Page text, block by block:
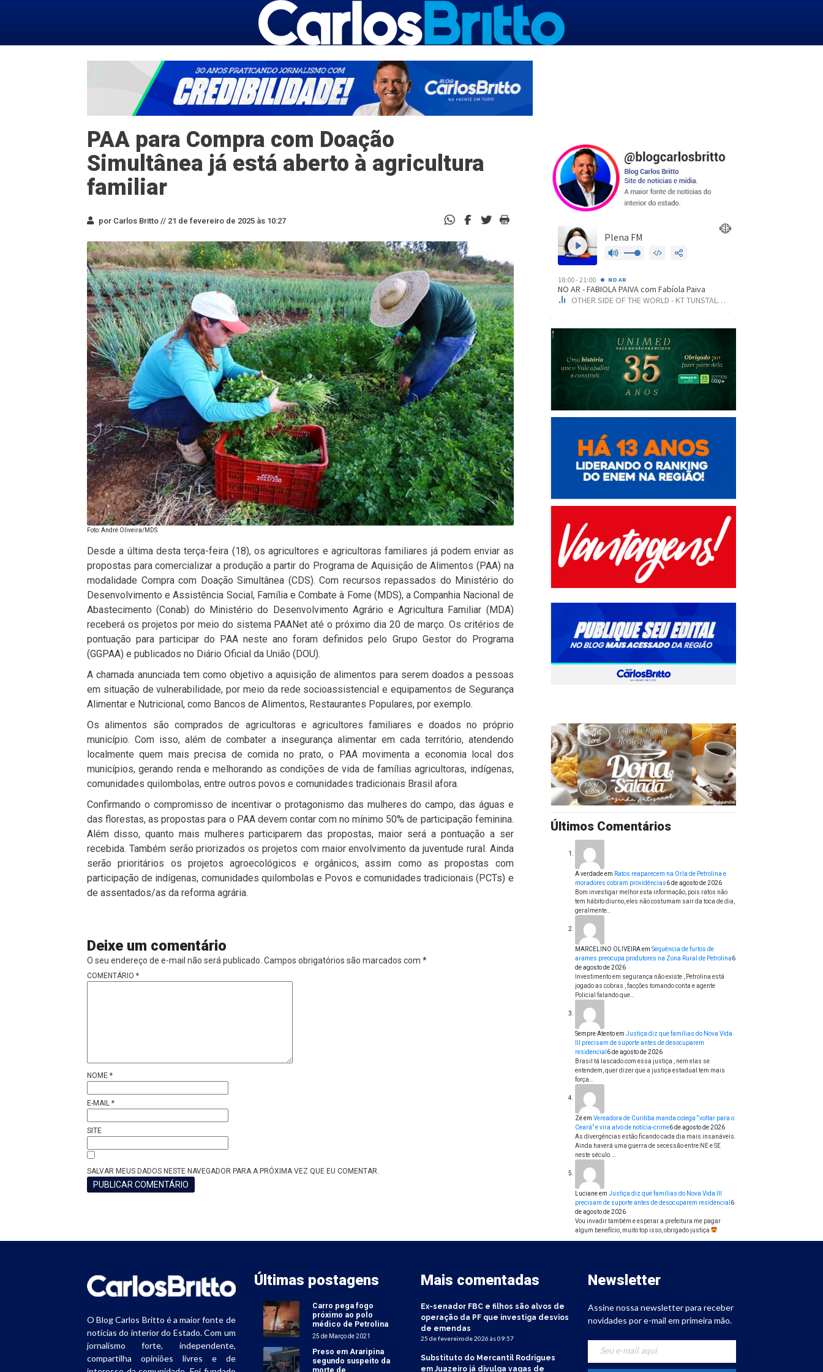
PAA para Compra com Doação
Simultânea já está aberto à agricultura
familiar
por Carlos Britto // 21 de fevereiro de 2025 às 10:27
Foto: André Oliveira/MDS
Desde a última desta terça-feira (18), os agricultores e agricultoras familiares já podem enviar as
propostas para comercializar a produção a partir do Programa de Aquisição de Alimentos (PAA) na
modalidade Compra com Doação Simultânea (CDS). Com recursos repassados do Ministério do
Desenvolvimento e Assistência Social, Família e Combate à Fome (MDS), a Companhia Nacional de
Abastecimento (Conab) do Ministério do Desenvolvimento Agrário e Agricultura Familiar (MDA)
receberá os projetos por meio do sistema PAANet até o próximo dia 20 de março. Os critérios de
pontuação para participar do PAA neste ano foram definidos pelo Grupo Gestor do Programa
(GGPAA) e publicados no Diário Oficial da União (DOU).
A chamada anunciada tem como objetivo a aquisição de alimentos para serem doados a pessoas
em situação de vulnerabilidade, por meio da rede socioassistencial e equipamentos de Segurança
Alimentar e Nutricional, como Bancos de Alimentos, Restaurantes Populares, por exemplo.
Os alimentos são comprados de agricultoras e agricultores familiares e doados no próprio
município. Com isso, além de combater a insegurança alimentar em cada território, atendendo
localmente quem mais precisa de comida no prato, o PAA movimenta a economia local dos
municípios, gerando renda e melhorando as condições de vida de famílias agricultoras, indígenas,
comunidades quilombolas, entre outros povos e comunidades tradicionais Brasil afora.
Confirmando o compromisso de incentivar o protagonismo das mulheres do campo, das águas e
das florestas, as propostas para o PAA devem contar com no mínimo 50% de participação feminina.
Além disso, quanto mais mulheres participarem das propostas, maior será a pontuação a ser
recebida. Também serão priorizados os projetos com maior envolvimento da juventude rural. Ainda
serão prioritários os projetos agroecológicos e orgânicos, assim como as propostas com
participação de indígenas, comunidades quilombolas e Povos e comunidades tradicionais (PCTs) e
de assentados/as da reforma agrária.
Deixe um comentário
O seu endereço de e-mail não será publicado. Campos obrigatórios são marcados com *
COMENTÁRIO *
NOME *
E-MAIL *
SITE
SALVAR MEUS DADOS NESTE NAVEGADOR PARA A PRÓXIMA VEZ QUE EU COMENTAR.
Últimos Comentários
A verdadeem Ratos reaparecem na Orla de Petrolina e
moradores cobram providências6 de agosto de 2026
Bom investigar melhor esta informação, pois ratos não
tem hábito diurno, eles não costumam sair da toca de dia,
geralmente…
MARCELINO OLIVEIRAem Sequência de furtos de
arames preocupa produtores na Zona Rural de Petrolina6
de agosto de 2026
Investimento em segurança não existe , Petrolina está
jogado as cobras , facções tomando conta e agente
Policial falando que…
Sempre Atentoem Justiça diz que famílias do Nova Vida
III precisam de suporte antes de desocuparem
residencial 6 de agosto de 2026
Brasil tá lascado com essa justiça , nem elas se
entendem, quer dizer que a justiça estadual tem mais
força…
Zéem Vereadora de Curitiba manda colega “voltar para o
Ceará” e vira alvo de notícia-crime6 de agosto de 2026
As divergências estão ficando cada dia mais insanáveis.
Ainda haverá uma guerra de secessão entre NE e SE
neste século.…
Lucianeem Justiça diz que famílias do Nova Vida III
precisam de suporte antes de desocuparem residencial 6
de agosto de 2026
Vou invadir também e esperar a prefeitura me pagar
algum benefício, muito top isso, obrigado justiça
O Blog Carlos Britto é a maior fonte de
notícias do interior do Estado. Com um
jornalismo forte, independente,
compartilha opiniões livres e de
Últimas postagens
Carro pega fogo
próximo ao polo
médico de Petrolina
25 de Março de 2021
Preso em Araripina
segundo suspeito da
morte de
Mais comentadas
Ex-senador FBC e filhos são alvos de
operação da PF que investiga desvios
de emendas
25 de fevereiro de 2026 às 09:57
Substituto do Mercantil Rodrigues
em Juazeiro já divulga vagas de
Newsletter
Assine nossa newsletter para receber
novidades por e-mail em primeira mão.